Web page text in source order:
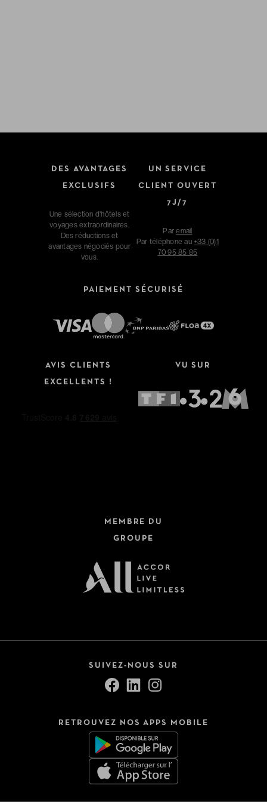
DES AVANTAGES
EXCLUSIFS
Une sélection d'hôtels et
voyages extraordinaires.
Des réductions et
avantages négociés pour
vous.
UN SERVICE
CLIENT OUVERT
7J/7
Paremail
Par téléphone au +33 (0)1
70 95 85 85
PAIEMENT SÉCURISÉ
AVIS CLIENTS
EXCELLENTS !
VU SUR
MEMBRE DU
GROUPE
SUIVEZ-NOUS SUR
RETROUVEZ NOS APPS MOBILE